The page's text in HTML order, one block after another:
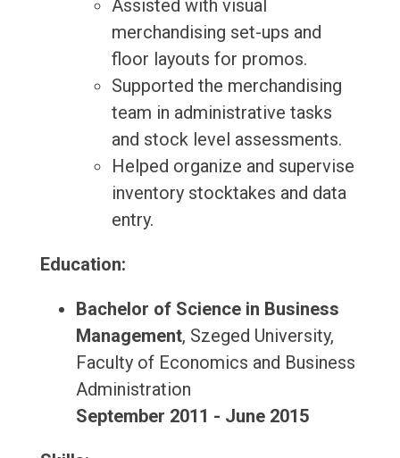
Assisted with visual
merchandising set-ups and
floor layouts for promos.
Supported the merchandising
team in administrative tasks
and stock level assessments.
Helped organize and supervise
inventory stocktakes and data
entry.
Education:
Bachelor of Science in Business
Management, Szeged University,
Faculty of Economics and Business
Administration
September 2011 - June 2015